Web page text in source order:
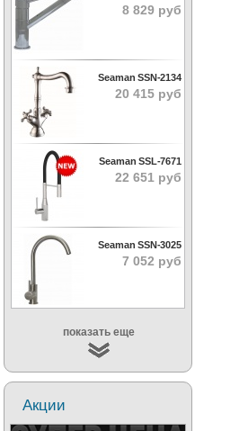
8 829 руб
Seaman SSN-2134
20 415 руб
Seaman SSL-7671
22 651 руб
Seaman SSN-3025
7 052 руб
показать еще
Акции